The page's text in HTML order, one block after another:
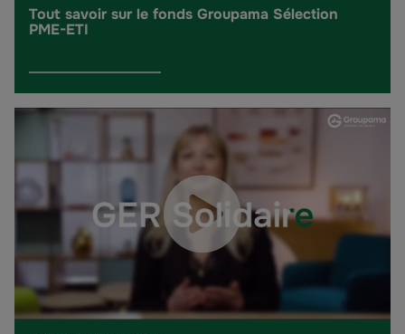
Tout savoir sur le fonds Groupama Sélection
PME-ETI